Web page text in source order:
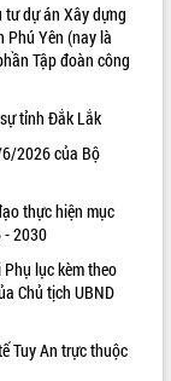
dự án Xây dựng
Phú Yên (nay là
Tập đoàn công
tỉnh Đắk Lắk
2026 của Bộ
thực hiện mục
- 2030
lục kèm theo
Chủ tịch UBND
Tuy An trực thuộc